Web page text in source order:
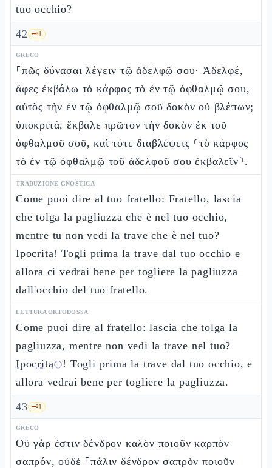
tuo occhio?
42 🗝️1
GRECO
⸀πῶς δύνασαι λέγειν τῷ ἀδελφῷ σου· Ἀδελφέ,
ἄφες ἐκβάλω τὸ κάρφος τὸ ἐν τῷ ὀφθαλμῷ σου,
αὐτὸς τὴν ἐν τῷ ὀφθαλμῷ σοῦ δοκὸν οὐ βλέπων;
ὑποκριτά, ἔκβαλε πρῶτον τὴν δοκὸν ἐκ τοῦ
ὀφθαλμοῦ σοῦ, καὶ τότε διαβλέψεις ⸂τὸ κάρφος
τὸ ἐν τῷ ὀφθαλμῷ τοῦ ἀδελφοῦ σου ἐκβαλεῖν⸃.
TRADUZIONE GNOSTICA
Come puoi dire al tuo fratello: Fratello, lascia
che tolga la pagliuzza che è nel tuo occhio,
mentre tu non vedi la trave che è nel tuo?
Ipocrita! Togli prima la trave dal tuo occhio e
allora ci vedrai bene per togliere la pagliuzza
dall'occhio del tuo fratello.
LETTURA ORTODOSSA
Come puoi dire al fratello: lascia che tolga la
pagliuzza, mentre non vedi la trave nel tuo?
Ipocritaⓘ ! Togli prima la trave dal tuo occhio, e
allora vedrai bene per togliere la pagliuzza.
43 🗝️1
GRECO
Οὐ γάρ ἐστιν δένδρον καλὸν ποιοῦν καρπὸν
σαπρόν, οὐδὲ ⸀πάλιν δένδρον σαπρὸν ποιοῦν